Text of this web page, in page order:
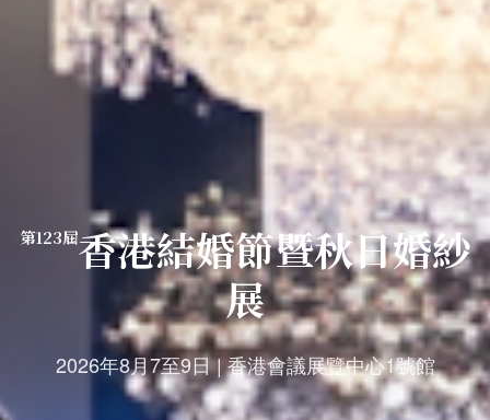
第123屆香港結婚節暨秋日婚紗
展
2026年8月7至9日 | 香港會議展覽中心1號館